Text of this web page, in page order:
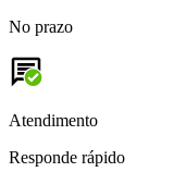
No prazo
Atendimento
Responde rápido